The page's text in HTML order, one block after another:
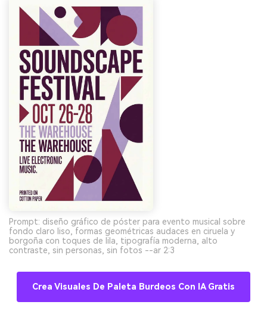
Prompt: diseño gráfico de póster para evento musical sobre
fondo claro liso, formas geométricas audaces en ciruela y
borgoña con toques de lila, tipografía moderna, alto
contraste, sin personas, sin fotos --ar 2:3
Crea Visuales De Paleta Burdeos Con IA Gratis